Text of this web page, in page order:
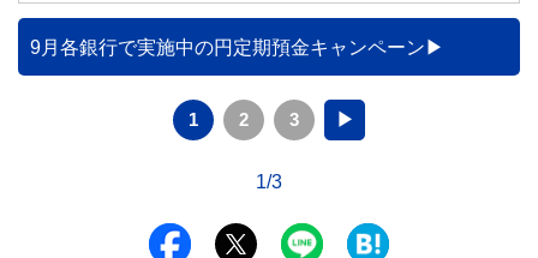
9月各銀行で実施中の円定期預金キャンペーン
1 2 3 ▶
1/3